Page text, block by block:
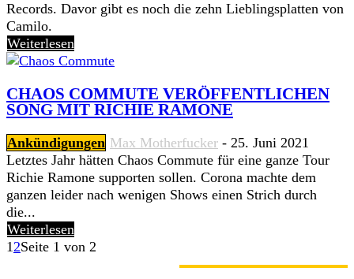
Records. Davor gibt es noch die zehn Lieblingsplatten von
Camilo.
Weiterlesen
CHAOS COMMUTE VERÖFFENTLICHEN
SONG MIT RICHIE RAMONE
Ankündigungen Max Motherfucker - 25. Juni 2021
Letztes Jahr hätten Chaos Commute für eine ganze Tour
Richie Ramone supporten sollen. Corona machte dem
ganzen leider nach wenigen Shows einen Strich durch
die...
Weiterlesen
12Seite 1 von 2